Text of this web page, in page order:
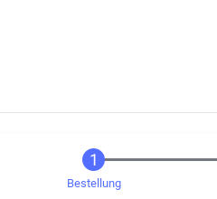
Bestellung